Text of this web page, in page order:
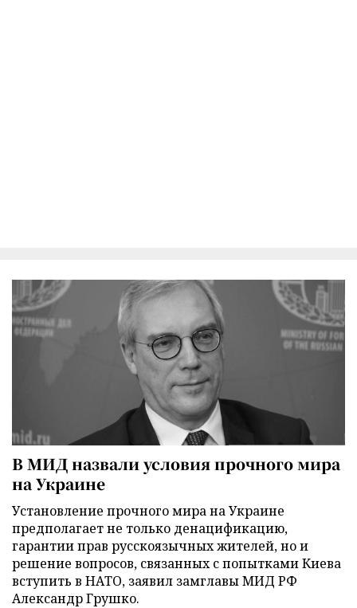
В МИД назвали условия прочного мира
на Украине
Установление прочного мира на Украине
предполагает не только денацификацию,
гарантии прав русскоязычных жителей, но и
решение вопросов, связанных с попытками Киева
вступить в НАТО, заявил замглавы МИД РФ
Александр Грушко.